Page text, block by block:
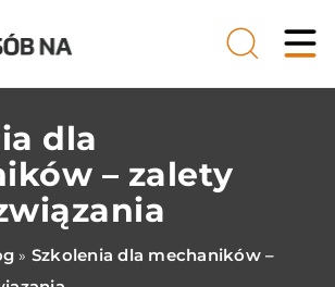
dla
– zalety
» Szkolenia dla mechaników –